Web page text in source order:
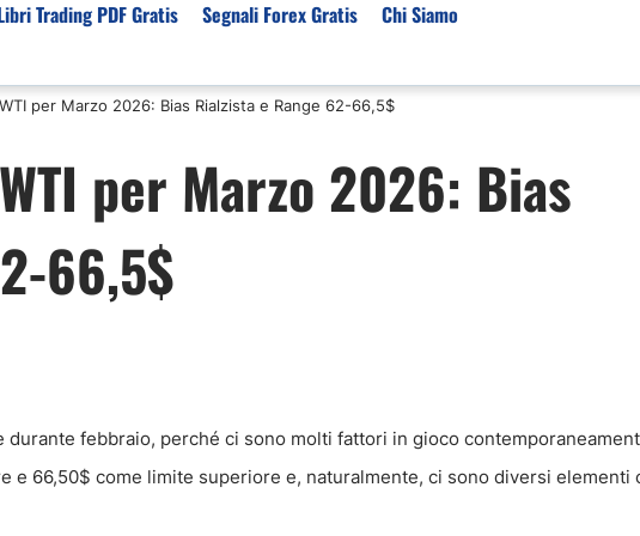
Migliori Broker Forex
Broker con Leva Alta
Broker Trading Oro(XAUUSD)
Migliori Broker Futures Trading
Segnali Trading
Copy Trading Forex
Previsioni Forex Oggi
Mercato Azionario Oggi
Trading PDF Gratis Segnali Forex Gratis Chi Siamo
per Marzo 2026: Bias Rialzista e Range 62-66,5$
per Marzo 2026: Bias
66,5$
febbraio, perché ci sono molti fattori in gioco
e 66,50$ come limite superiore e, naturalmente, ci sono diversi elementi